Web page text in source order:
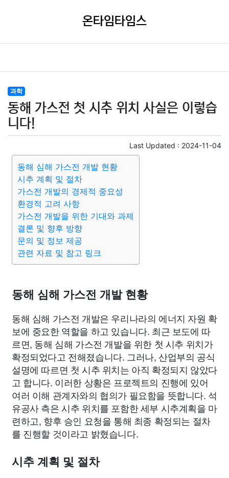
온타임타임스
과학
동해 가스전 첫 시추 위치 사실은 이렇습
니다!
Last Updated : 2024-11-04
동해 심해 가스전 개발 현황
시추 계획 및 절차
가스전 개발의 경제적 중요성
환경적 고려 사항
가스전 개발을 위한 기대와 과제
결론 및 향후 방향
문의 및 정보 제공
관련 자료 및 참고 링크
동해 심해 가스전 개발 현황
동해 심해 가스전 개발은 우리나라의 에너지 자원 확
보에 중요한 역할을 하고 있습니다. 최근 보도에 따
르면, 동해 심해 가스전 개발을 위한 첫 시추 위치가
확정되었다고 전해졌습니다. 그러나, 산업부의 공식
설명에 따르면 첫 시추 위치는 아직 확정되지 않았다
고 합니다. 이러한 상황은 프로젝트의 진행에 있어
여러 이해 관계자와의 협의가 필요함을 뜻합니다. 석
유공사 측은 시추 위치를 포함한 세부 시추계획을 마
련하고, 향후 승인 요청을 통해 최종 확정되는 절차
를 진행할 것이라고 밝혔습니다.
시추 계획 및 절차